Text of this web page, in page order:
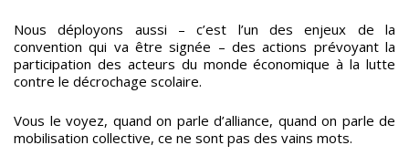
Nous déployons aussi – c’est l’un des enjeux de la
convention qui va être signée – des actions prévoyant la
participation des acteurs du monde économique à la lutte
contre le décrochage scolaire.
Vous le voyez, quand on parle d’alliance, quand on parle de
mobilisation collective, ce ne sont pas des vains mots.